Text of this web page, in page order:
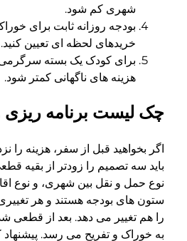
شهری کم شود.
بودجه روزانه ثابت برای
خریدهای لحظه ای تعیین کنید.
برای کودک یک بسته سرگرمی
هزینه های ناگهانی کمتر شود.
چک لیست برنامه ریزی
اگر بخواهید قبل از سفر، هزینه را
باید سه تصمیم را زودتر از بقیه
نوع حمل و نقل بین شهری، و نوع
ستون های بودجه هستند و هر
را هم تغییر می دهد. بعد از قطعی
به خوراک و تفریح می رسد.